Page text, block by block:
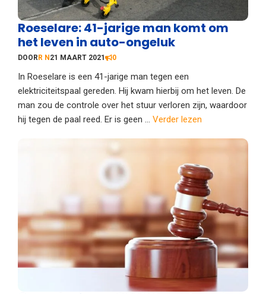
Roeselare: 41-jarige man komt om
het leven in auto-ongeluk
DOORR N21 MAART 2021 0
In Roeselare is een 41-jarige man tegen een
elektriciteitspaal gereden. Hij kwam hierbij om het leven. De
man zou de controle over het stuur verloren zijn, waardoor
hij tegen de paal reed. Er is geen ... Verder lezen